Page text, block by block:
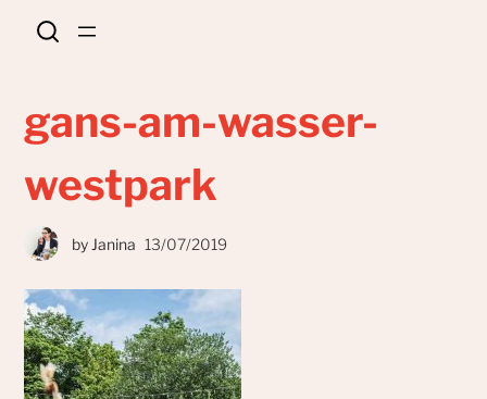
gans-am-wasser-
westpark
by Janina 13/07/2019